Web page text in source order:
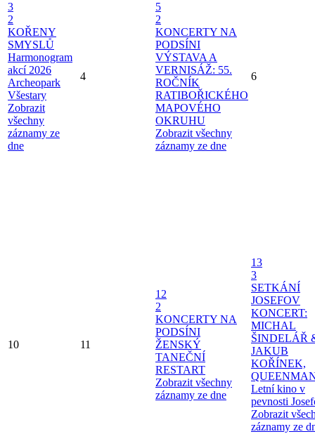
3
2
KOŘENY
SMYSLŮ
Harmonogram
akcí 2026
Archeopark
Všestary
Zobrazit
všechny
záznamy ze
dne
4
5
2
KONCERTY NA
PODSÍNI
VÝSTAVA A
VERNISÁŽ: 55.
ROČNÍK
RATIBOŘICKÉHO
MAPOVÉHO
OKRUHU
Zobrazit všechny
záznamy ze dne
6
10 11
12
2
KONCERTY NA
PODSÍNI
ŽENSKÝ
TANEČNÍ
RESTART
Zobrazit všechny
záznamy ze dne
13
3
SETKÁNÍ
JOSEFOV
KONCERT:
MICHAL
ŠINDELÁŘ
JAKUB
KOŘÍNEK,
Letní kino v
pevnosti
Zobrazit
záznamy ze